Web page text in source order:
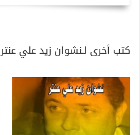
كتب أخرى لـنشوان زيد علي عنتر